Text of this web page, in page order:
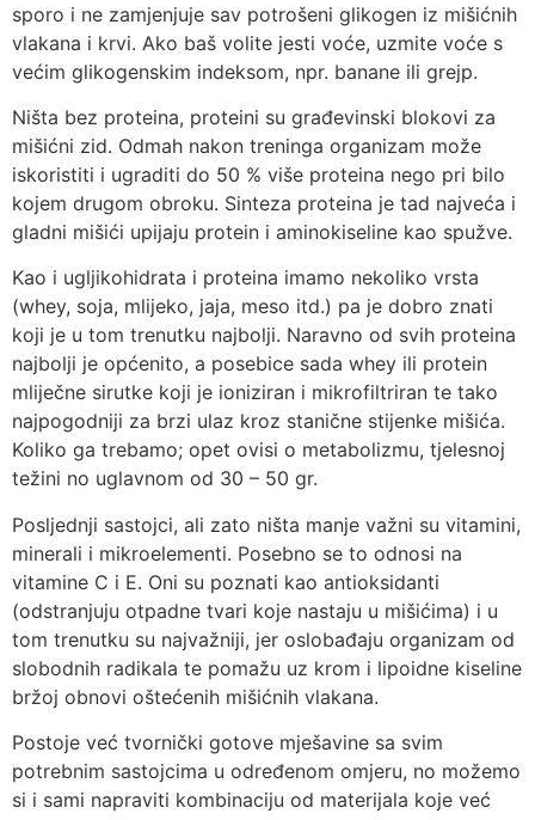
sporo i ne zamjenjuje sav potrošeni glikogen iz mišićnih
vlakana i krvi. Ako baš volite jesti voće, uzmite voće s
većim glikogenskim indeksom, npr. banane ili grejp.
Ništa bez proteina, proteini su građevinski blokovi za
mišićni zid. Odmah nakon treninga organizam može
iskoristiti i ugraditi do 50 % više proteina nego pri bilo
kojem drugom obroku. Sinteza proteina je tad najveća i
gladni mišići upijaju protein i aminokiseline kao spužve.
Kao i ugljikohidrata i proteina imamo nekoliko vrsta
(whey, soja, mlijeko, jaja, meso itd.) pa je dobro znati
koji je u tom trenutku najbolji. Naravno od svih proteina
najbolji je općenito, a posebice sada whey ili protein
mliječne sirutke koji je ioniziran i mikrofiltriran te tako
najpogodniji za brzi ulaz kroz stanične stijenke mišića.
Koliko ga trebamo; opet ovisi o metabolizmu, tjelesnoj
težini no uglavnom od 30 – 50 gr.
Posljednji sastojci, ali zato ništa manje važni su vitamini,
minerali i mikroelementi. Posebno se to odnosi na
vitamine C i E. Oni su poznati kao antioksidanti
(odstranjuju otpadne tvari koje nastaju u mišićima) i u
tom trenutku su najvažniji, jer oslobađaju organizam od
slobodnih radikala te pomažu uz krom i lipoidne kiseline
bržoj obnovi oštećenih mišićnih vlakana.
Postoje već tvornički gotove mješavine sa svim
potrebnim sastojcima u određenom omjeru, no možemo
si i sami napraviti kombinaciju od materijala koje već